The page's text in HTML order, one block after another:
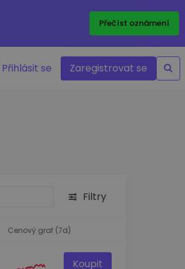
Přečíst oznámení
Přihlásit se Zaregistrovat se
Filtry
Cenový graf (7d)
Koupit